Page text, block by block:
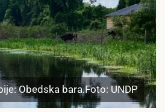
Obedska bara.Foto: UNDP